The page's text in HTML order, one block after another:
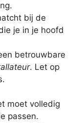
bij de
je in je hoofd
betrouwbare
. Let op
moet volledig
passen.